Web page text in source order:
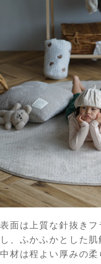
表面は上質な針抜き
し、ふかふかとした肌
中材は程よい厚みの